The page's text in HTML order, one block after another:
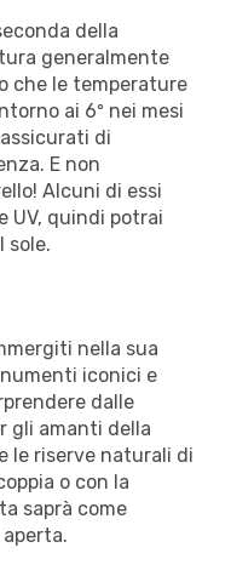
della
generalmente
che le temperature
ai 6º nei mesi
di
E non
Alcuni di essi
UV, quindi potrai
sole.
nella sua
iconici e
dalle
gli amanti della
le riserve naturali di
o con la
saprà come